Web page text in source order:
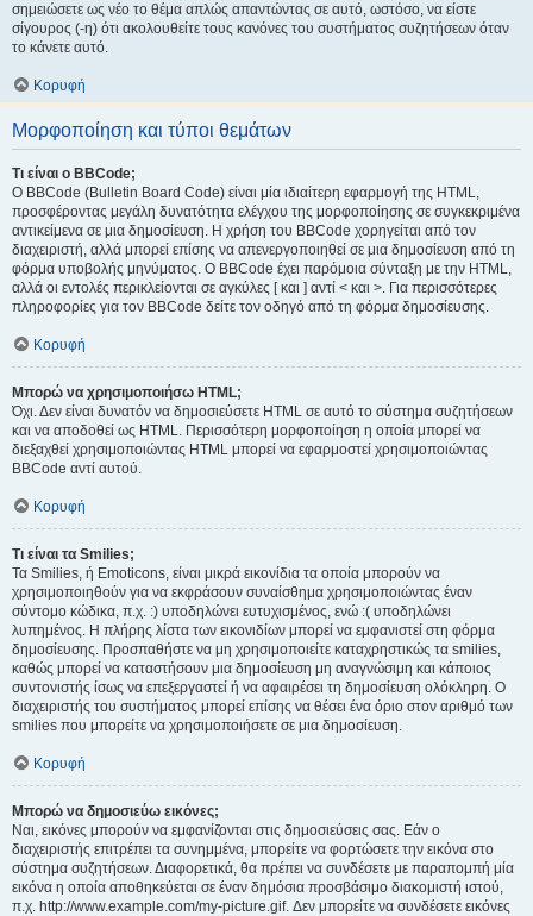
σημειώσετε ως νέο το θέμα απλώς απαντώντας σε αυτό, ωστόσο, να είστε
σίγουρος (-η) ότι ακολουθείτε τους κανόνες του συστήματος συζητήσεων όταν
το κάνετε αυτό.
Κορυφή
Μορφοποίηση και τύποι θεμάτων
Τι είναι ο BBCode;
Ο BBCode (Bulletin Board Code) είναι μία ιδιαίτερη εφαρμογή της HTML,
προσφέροντας μεγάλη δυνατότητα ελέγχου της μορφοποίησης σε συγκεκριμένα
αντικείμενα σε μια δημοσίευση. Η χρήση του BBCode χορηγείται από τον
διαχειριστή, αλλά μπορεί επίσης να απενεργοποιηθεί σε μια δημοσίευση από τη
φόρμα υποβολής μηνύματος. Ο BBCode έχει παρόμοια σύνταξη με την HTML,
αλλά οι εντολές περικλείονται σε αγκύλες [ και ] αντί < και >. Για περισσότερες
πληροφορίες για τον BBCode δείτε τον οδηγό από τη φόρμα δημοσίευσης.
Κορυφή
Μπορώ να χρησιμοποιήσω HTML;
Όχι. Δεν είναι δυνατόν να δημοσιεύσετε HTML σε αυτό το σύστημα συζητήσεων
και να αποδοθεί ως HTML. Περισσότερη μορφοποίηση η οποία μπορεί να
διεξαχθεί χρησιμοποιώντας HTML μπορεί να εφαρμοστεί χρησιμοποιώντας
BBCode αντί αυτού.
Κορυφή
Τι είναι τα Smilies;
Τα Smilies, ή Emoticons, είναι μικρά εικονίδια τα οποία μπορούν να
χρησιμοποιηθούν για να εκφράσουν συναίσθημα χρησιμοποιώντας έναν
σύντομο κώδικα, π.χ. :) υποδηλώνει ευτυχισμένος, ενώ :( υποδηλώνει
λυπημένος. Η πλήρης λίστα των εικονιδίων μπορεί να εμφανιστεί στη φόρμα
δημοσίευσης. Προσπαθήστε να μη χρησιμοποιείτε καταχρηστικώς τα smilies,
καθώς μπορεί να καταστήσουν μια δημοσίευση μη αναγνώσιμη και κάποιος
συντονιστής ίσως να επεξεργαστεί ή να αφαιρέσει τη δημοσίευση ολόκληρη. Ο
διαχειριστής του συστήματος μπορεί επίσης να θέσει ένα όριο στον αριθμό των
smilies που μπορείτε να χρησιμοποιήσετε σε μια δημοσίευση.
Κορυφή
Μπορώ να δημοσιεύω εικόνες;
Ναι, εικόνες μπορούν να εμφανίζονται στις δημοσιεύσεις σας. Εάν ο
διαχειριστής επιτρέπει τα συνημμένα, μπορείτε να φορτώσετε την εικόνα στο
σύστημα συζητήσεων. Διαφορετικά, θα πρέπει να συνδέσετε με παραπομπή μία
εικόνα η οποία αποθηκεύεται σε έναν δημόσια προσβάσιμο διακομιστή ιστού,
π.χ. http://www.example.com/my-picture.gif. Δεν μπορείτε να συνδέσετε εικόνες